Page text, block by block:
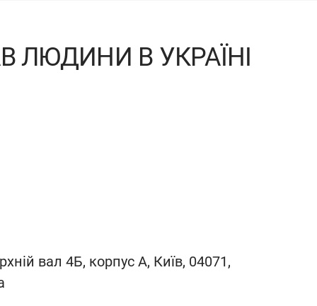
ЛЮДИНИ В УКРАЇНІ
вал 4Б, корпус A, Київ, 04071,